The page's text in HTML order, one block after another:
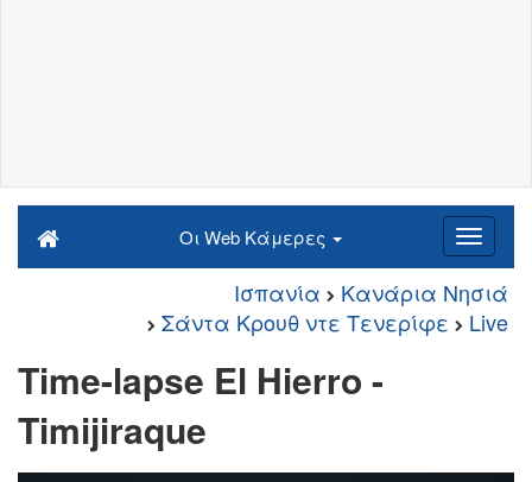
Οι Web Κάμερες
Ισπανία
Κανάρια Νησιά
Σάντα Κρουθ ντε Τενερίφε
Live
Time-lapse El Hierro -
Timijiraque